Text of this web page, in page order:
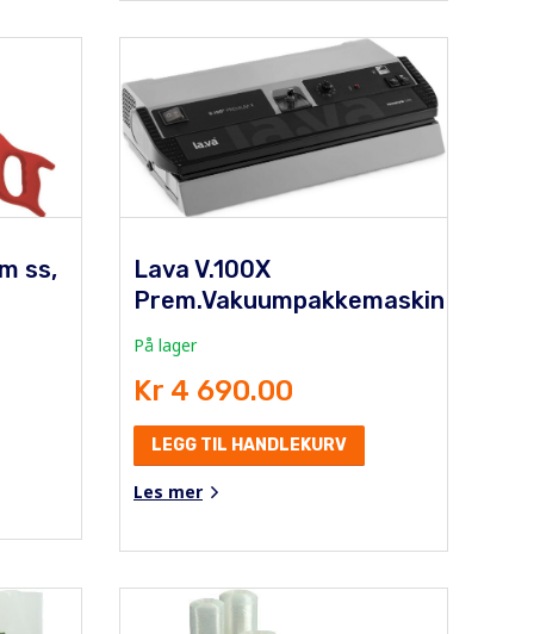
ss,
Lava V.100X
Prem.Vakuumpakkemaskin
På lager
Kr 4 690.00
LEGG TIL HANDLEKURV
Les mer